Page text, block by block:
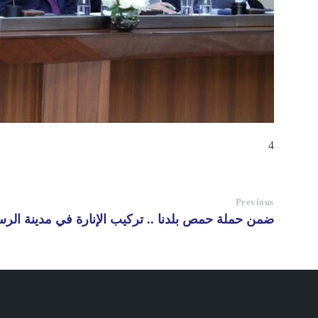
4
Previous
ضمن حملة حمص بلدنا .. تركيب الإنارة في مدينة